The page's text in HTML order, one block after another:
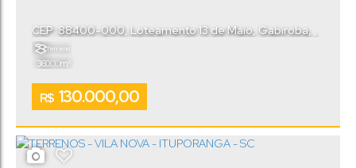
R$ 130.000,00
CEP: 88400-000, Loteamento 13 de Maio, Gabiroba
Ituporanga, Santa Catarina,Brasil
Terreno:
360.00m²